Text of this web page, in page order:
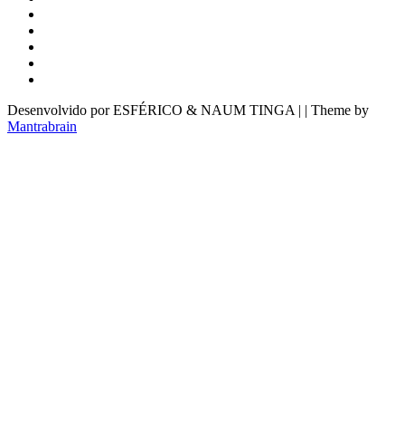
Desenvolvido por ESFÉRICO & NAUM TINGA | | Theme by
Mantrabrain